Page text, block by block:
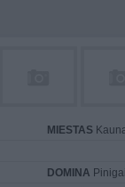
MIESTAS
DOMINA